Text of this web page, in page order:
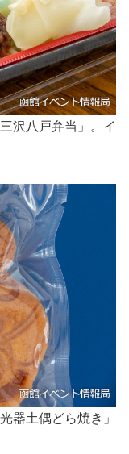
沢八戸弁当」。イ
器土偶どら焼き」